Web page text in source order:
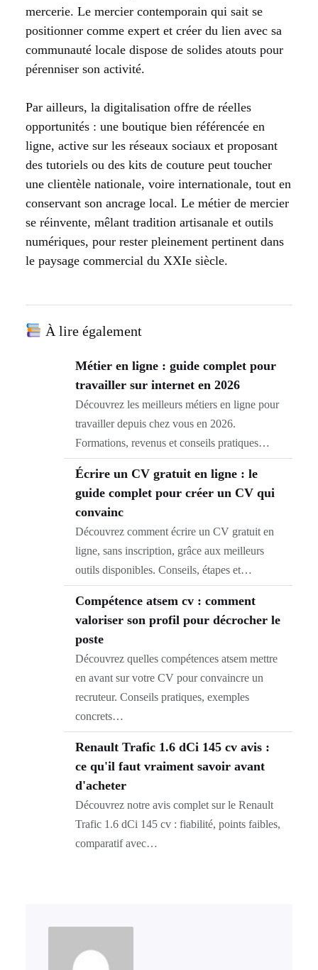
mercerie. Le mercier contemporain qui sait se
positionner comme expert et créer du lien avec sa
communauté locale dispose de solides atouts pour
pérenniser son activité.
Par ailleurs, la digitalisation offre de réelles
opportunités : une boutique bien référencée en
ligne, active sur les réseaux sociaux et proposant
des tutoriels ou des kits de couture peut toucher
une clientèle nationale, voire internationale, tout en
conservant son ancrage local. Le métier de mercier
se réinvente, mêlant tradition artisanale et outils
numériques, pour rester pleinement pertinent dans
le paysage commercial du XXIe siècle.
À lire également
Métier en ligne : guide complet pour
travailler sur internet en 2026
Découvrez les meilleurs métiers en ligne pour
travailler depuis chez vous en 2026.
Formations, revenus et conseils pratiques…
Écrire un CV gratuit en ligne : le
guide complet pour créer un CV qui
convainc
Découvrez comment écrire un CV gratuit en
ligne, sans inscription, grâce aux meilleurs
outils disponibles. Conseils, étapes et…
Compétence atsem cv : comment
valoriser son profil pour décrocher le
poste
Découvrez quelles compétences atsem mettre
en avant sur votre CV pour convaincre un
recruteur. Conseils pratiques, exemples
concrets…
Renault Trafic 1.6 dCi 145 cv avis :
ce qu'il faut vraiment savoir avant
d'acheter
Découvrez notre avis complet sur le Renault
Trafic 1.6 dCi 145 cv : fiabilité, points faibles,
comparatif avec…